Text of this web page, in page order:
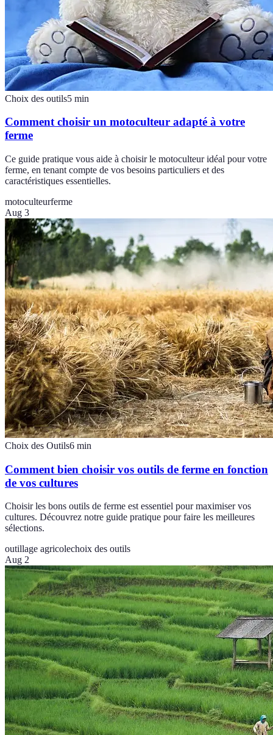
Choix des outils5 min
Comment choisir un motoculteur adapté à votre
ferme
Ce guide pratique vous aide à choisir le motoculteur idéal pour votre
ferme, en tenant compte de vos besoins particuliers et des
caractéristiques essentielles.
motoculteurferme
Aug 3
Choix des Outils6 min
Comment bien choisir vos outils de ferme en fonction
de vos cultures
Choisir les bons outils de ferme est essentiel pour maximiser vos
cultures. Découvrez notre guide pratique pour faire les meilleures
sélections.
outillage agricolechoix des outils
Aug 2